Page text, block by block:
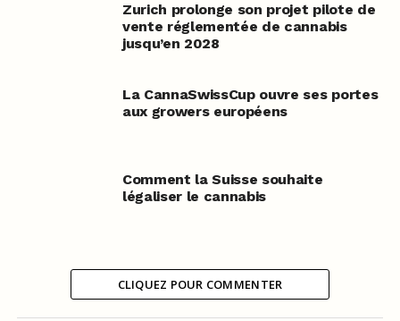
Zurich prolonge son projet pilote de
vente réglementée de cannabis
jusqu’en 2028
La CannaSwissCup ouvre ses portes
aux growers européens
Comment la Suisse souhaite
légaliser le cannabis
CLIQUEZ POUR COMMENTER